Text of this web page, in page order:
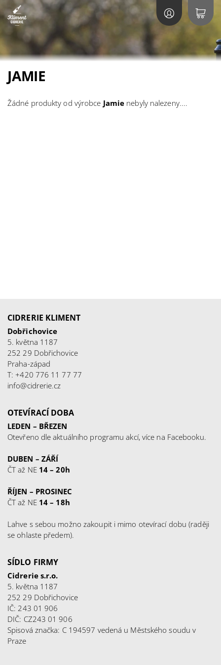
JAMIE
Žádné produkty od výrobce Jamie nebyly nalezeny....
CIDRERIE KLIMENT
Dobřichovice
5. května 1187
252 29 Dobřichovice
Praha-západ
T: +420 776 11 77 77
info@cidrerie.cz
OTEVÍRACÍ DOBA
LEDEN – BŘEZEN
Otevřeno dle aktuálního programu akcí, více na Facebooku.
DUBEN – ZÁŘÍ
ČT až NE 14 – 20h
ŘÍJEN – PROSINEC
ČT až NE 14 – 18h
Lahve s sebou možno zakoupit i mimo otevírací dobu (raději
se ohlaste předem).
SÍDLO FIRMY
Cidrerie s.r.o.
5. května 1187
252 29 Dobřichovice
IČ: 243 01 906
DIČ: CZ243 01 906
Spisová značka: C 194597 vedená u Městského soudu v
Praze